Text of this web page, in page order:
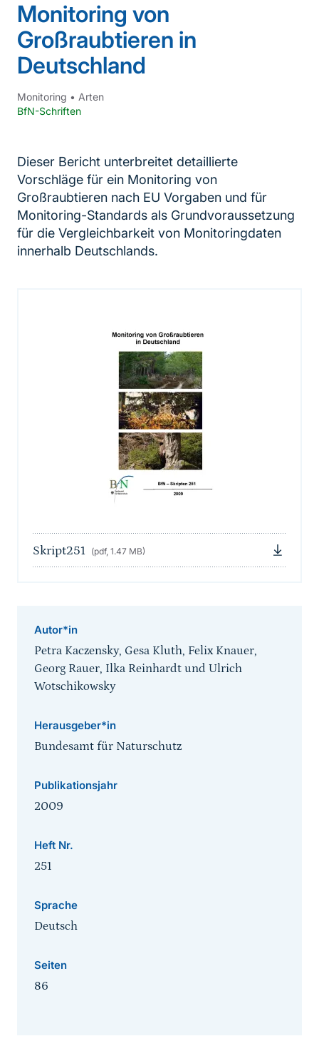
Monitoring von
Großraubtieren in
Deutschland
Monitoring • Arten
BfN-Schriften
Dieser Bericht unterbreitet detaillierte
Vorschläge für ein Monitoring von
Großraubtieren nach EU Vorgaben und für
Monitoring-Standards als Grundvoraussetzung
für die Vergleichbarkeit von Monitoringdaten
innerhalb Deutschlands.
Skript251 (pdf, 1.47 MB)
Autor*in
Petra Kaczensky, Gesa Kluth, Felix Knauer,
Georg Rauer, Ilka Reinhardt und Ulrich
Wotschikowsky
Herausgeber*in
Bundesamt für Naturschutz
Publikationsjahr
2009
Heft Nr.
251
Sprache
Deutsch
Seiten
86